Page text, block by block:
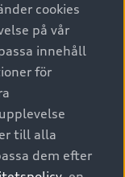
cookies
på vår
innehåll
för
till alla
dem efter